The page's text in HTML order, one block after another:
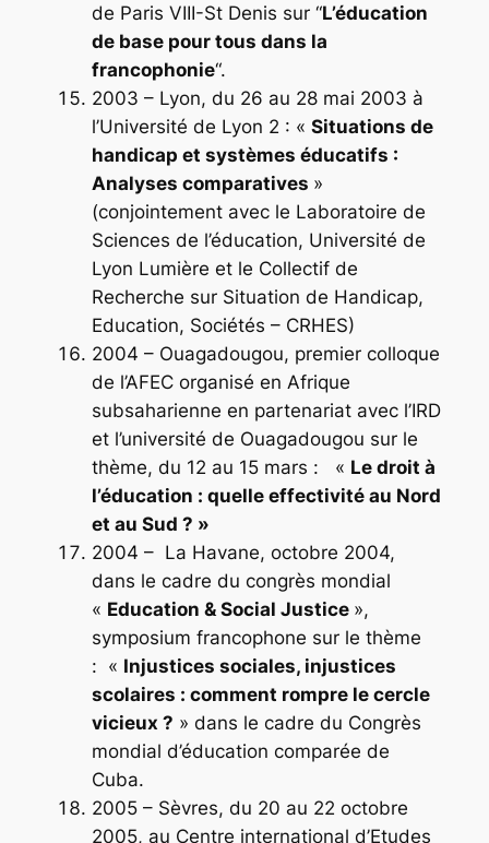
de Paris VIII-St Denis sur “L’éducation
de base pour tous dans la
francophonie“.
2003 – Lyon, du 26 au 28 mai 2003 à
l’Université de Lyon 2 : « Situations de
handicap et systèmes éducatifs :
Analyses comparatives »
(conjointement avec le Laboratoire de
Sciences de l’éducation, Université de
Lyon Lumière et le Collectif de
Recherche sur Situation de Handicap,
Education, Sociétés – CRHES)
2004 – Ouagadougou, premier colloque
de l’AFEC organisé en Afrique
subsaharienne en partenariat avec l’IRD
et l’université de Ouagadougou sur le
thème, du 12 au 15 mars : « Le droit à
l’éducation : quelle effectivité au Nord
et au Sud ? »
2004 – La Havane, octobre 2004,
dans le cadre du congrès mondial
« Education & Social Justice »,
symposium francophone sur le thème
: « Injustices sociales, injustices
scolaires : comment rompre le cercle
vicieux ? » dans le cadre du Congrès
mondial d’éducation comparée de
Cuba.
2005 – Sèvres, du 20 au 22 octobre
2005, au Centre international d’Etudes